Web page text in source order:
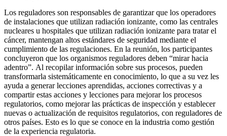
Los reguladores son responsables de garantizar que los operadores
de instalaciones que utilizan radiación ionizante, como las centrales
nucleares u hospitales que utilizan radiación ionizante para tratar el
cáncer, mantengan altos estándares de seguridad mediante el
cumplimiento de las regulaciones. En la reunión, los participantes
concluyeron que los organismos reguladores deben “mirar hacia
adentro”. Al recopilar información sobre sus procesos, pueden
transformarla sistemáticamente en conocimiento, lo que a su vez les
ayuda a generar lecciones aprendidas, acciones correctivas y a
compartir estas acciones y lecciones para mejorar los procesos
regulatorios, como mejorar las prácticas de inspección y establecer
nuevas o actualización de requisitos regulatorios, con reguladores de
otros países. Esto es lo que se conoce en la industria como gestión
de la experiencia regulatoria.